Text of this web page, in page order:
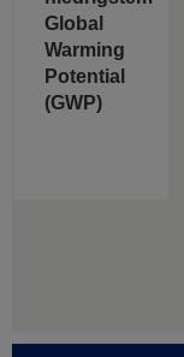
Global
Warming
Potential
(GWP)